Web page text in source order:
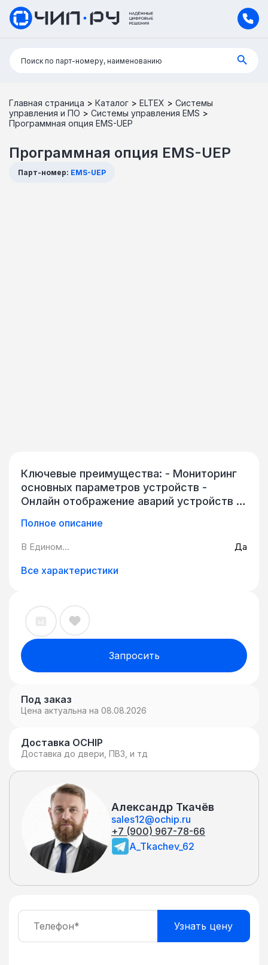
Поиск:
Поиск по парт-номеру, наименованию
Главная страница > Каталог > ELTEX > Системы
управления и ПО > Системы управления EMS >
Программная опция EMS-UEP
Программная опция EMS-UEP
Парт-номер: EMS-UEP
Ключевые преимущества: - Мониторинг
основных параметров устройств -
Онлайн отображение аварий устройств в
Группировка линейных терминалов в узлы
с возможностью просмотра всех аварий
устройств Eltex в сети Поддерживаемые
Полное описание
В Едином
российских
Да
Все характеристики
Запросить
Под заказ
Цена актуальна на 08.08.2026
Доставка OCHIP
Доставка до двери, ПВЗ, и тд
Александр Ткачёв
sales12@ochip.ru
+7 (900) 967-78-66
A_Tkachev_62